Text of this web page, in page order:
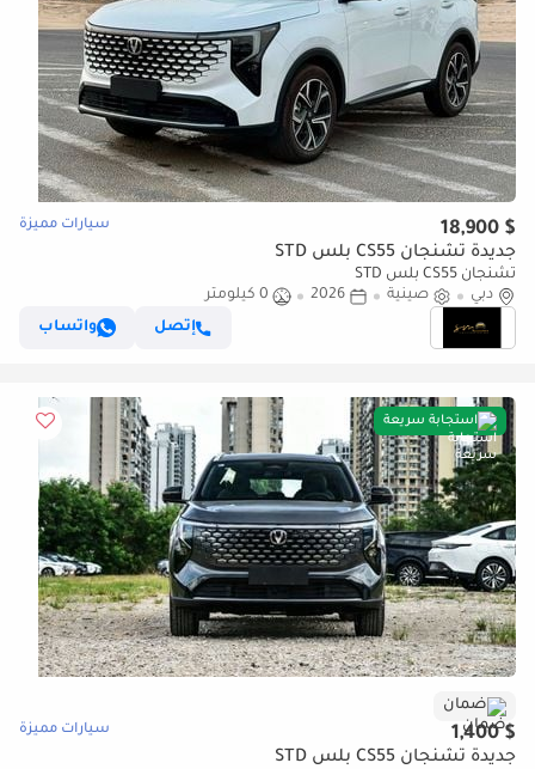
$ 18,900 سيارات مميزة
جديدة تشنجان CS55 بلس STD
تشنجان CS55 بلس STD
دبي
صينية 2026
0 كيلومتر
إتصل
واتساب
استجابة سريعة
ضمان
$ 1,400 سيارات مميزة
جديدة تشنجان CS55 بلس STD